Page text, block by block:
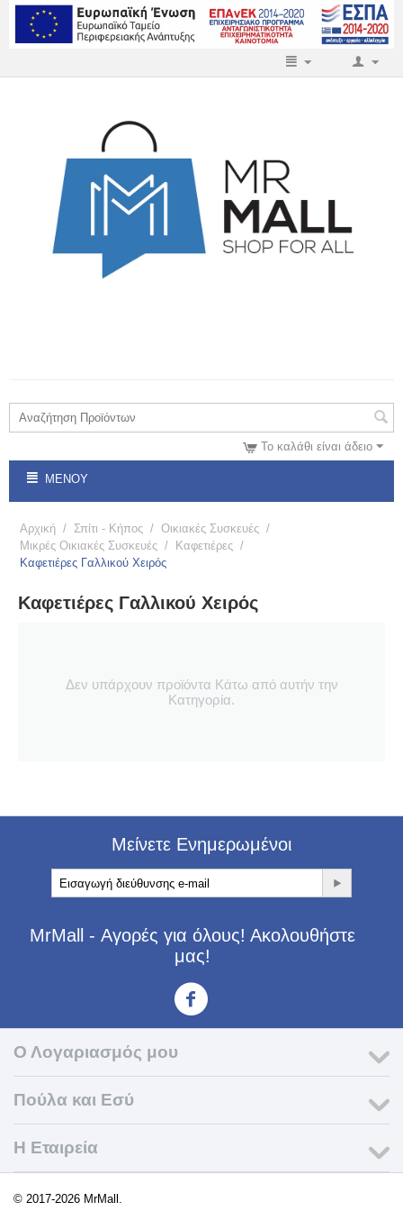
Το καλάθι είναι άδειο
ΜΕΝΟΎ
Αρχική / Σπίτι - Κήπος / Οικιακές Συσκευές /
Μικρές Οικιακές Συσκευές / Καφετιέρες /
Καφετιέρες Γαλλικού Χειρός
Καφετιέρες Γαλλικού Χειρός
Δεν υπάρχουν προϊόντα Κάτω από αυτήν την
Κατηγορία.
Μείνετε Ενημερωμένοι
MrMall - Αγορές για όλους! Ακολουθήστε
μας!
Ο Λογαριασμός μου
Πούλα και Εσύ
Η Εταιρεία​
© 2017-2026 MrMall.